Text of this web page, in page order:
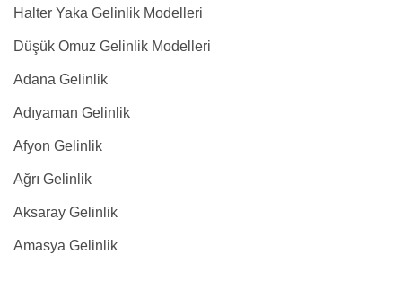
Halter Yaka Gelinlik Modelleri
Düşük Omuz Gelinlik Modelleri
Adana Gelinlik
Adıyaman Gelinlik
Afyon Gelinlik
Ağrı Gelinlik
Aksaray Gelinlik
Amasya Gelinlik